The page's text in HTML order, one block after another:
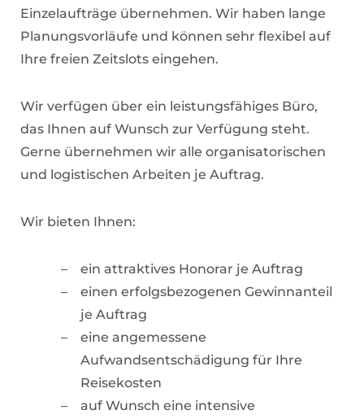
Einzelaufträge übernehmen. Wir haben lange
Planungsvorläufe und können sehr flexibel auf
Ihre freien Zeitslots eingehen.
Wir verfügen über ein leistungsfähiges Büro,
das Ihnen auf Wunsch zur Verfügung steht.
Gerne übernehmen wir alle organisatorischen
und logistischen Arbeiten je Auftrag.
Wir bieten Ihnen:
ein attraktives Honorar je Auftrag
einen erfolgsbezogenen Gewinnanteil
je Auftrag
eine angemessene
Aufwandsentschädigung für Ihre
Reisekosten
auf Wunsch eine intensive